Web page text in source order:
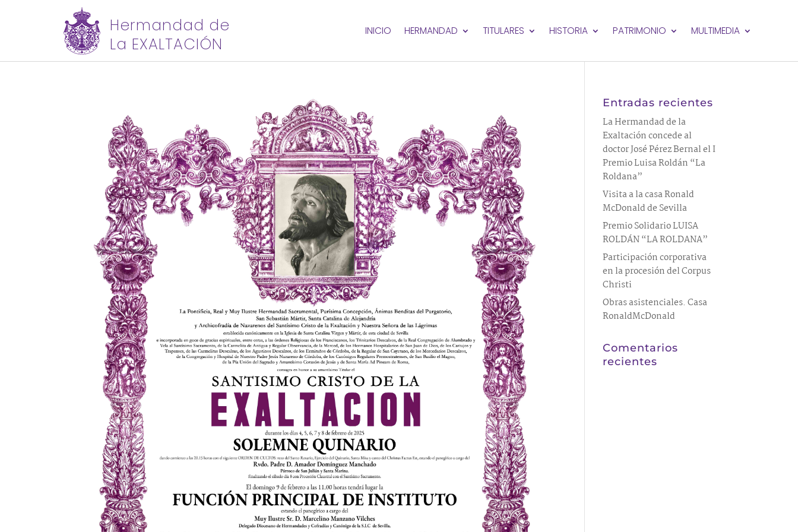
Hermandad de
La EXALTACIÓN
INICIO HERMANDAD TITULARES HISTORIA PATRIMONIO MULTIMEDIA
Entradas recientes
La Hermandad de la
Exaltación concede al
doctor José Pérez Bernal el I
Premio Luisa Roldán “La
Roldana”
Visita a la casa Ronald
McDonald de Sevilla
Premio Solidario LUISA
ROLDÁN “LA ROLDANA”
Participación corporativa
en la procesión del Corpus
Christi
Obras asistenciales. Casa
RonaldMcDonald
Comentarios
recientes